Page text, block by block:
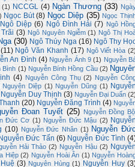
(1) NCCGL (4) Ngàn Thương (33)
Ngọc Bút (8) Ngọc Diệp (35) Ngọc
Ngô Diệp (6) Ngô Đình Hải (7) Ngô
(3) Ngô Nguyên Ngiễm (1) Ngô Thị
(30) Ngô Thúy Nga (16) Ngô Thy
(11) Ngô Văn Khanh (17) Ngô Viết Hòa
An Đình (4) Nguyễn Ánh 9 (1) Nguyễn
Bình (1) Nguyễn Bính Hồng Cầu (2)
(4) Nguyễn Công Thụ (2) Nguyễn
Nguyên Diệp (1) Nguyễn Dũng (1)
Nguyễn Duy Thịnh (3) Nguyễn Đại Duẩn
(20) Nguyễn Đăng Trình (4)
Đoan Tuyết (25) Nguyễn Đồng
Đức Cơ (1) Nguyễn Đức Mậu (2)
(10) Nguyễn Đức Nhân (1) Nguyễn
Đức Tấn (6) Nguyễn Đức Tình
Hải Thảo (2) Nguyễn Hậu (2)
Hiệp (2) Nguyễn Hoài Ân (1) Nguyễn
(3) Nguyên Hùng (1) Nguyễn Huy